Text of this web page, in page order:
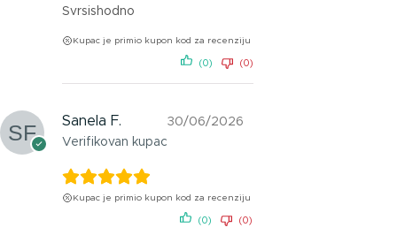
Svrsishodno
Kupac je primio kupon kod za recenziju
(0) (0)
Sanela F.
Verifikovan kupac
30/06/2026
Kupac je primio kupon kod za recenziju
(0) (0)